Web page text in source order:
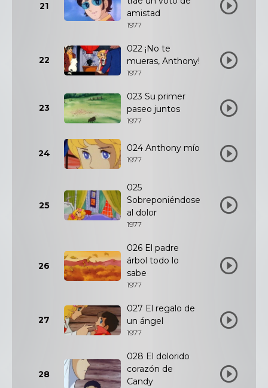
21
amistad
1977
22
022 ¡No te
mueras, Anthony!
1977
23
023 Su primer
paseo juntos
1977
24 024 Anthony mío
1977
25
025
Sobreponiéndose
al dolor
1977
26
026 El padre
árbol todo lo
sabe
1977
27
027 El regalo de
un ángel
1977
28
028 El dolorido
corazón de
Candy